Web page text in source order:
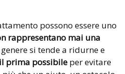
possono essere uno
rappresentano mai una
si tende a ridurne e
prima possibile per evitare